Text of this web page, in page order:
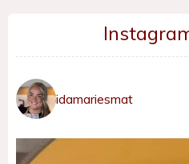
idamariesmat